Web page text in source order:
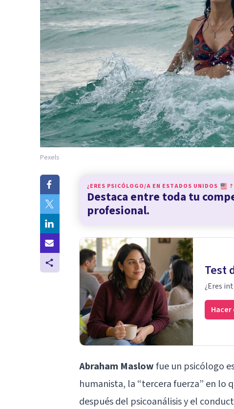
Pexels
¿ERES PSICÓLOGO/A EN ESTADOS UNIDOS ?
Destaca entre toda tu
profesional.
Test
¿Eres
Abraham Maslowfue un psicólogo
humanista, la “tercera fuerza” en lo
después del psicoanálisisy el